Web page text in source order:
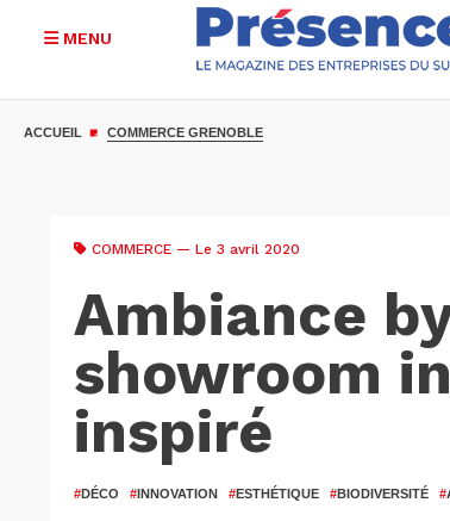
MENU
ACCUEIL COMMERCE GRENOBLE
COMMERCE — Le 3 avril 2020
Ambiance
showroom
inspiré
#DÉCO #INNOVATION #ESTHÉTIQUE #BIODIVERSITÉ #